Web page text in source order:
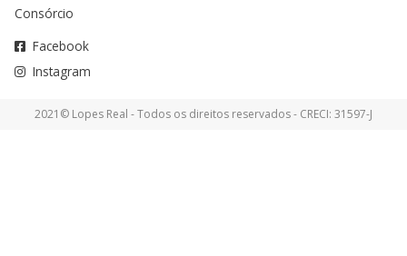
Consórcio
Facebook
Instagram
2021© Lopes Real - Todos os direitos reservados - CRECI: 31597-J